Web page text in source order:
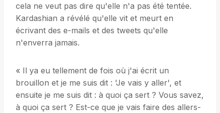
cela ne veut pas dire qu'elle n'a pas été tentée.
Kardashian a révélé qu'elle vit et meurt en
écrivant des e-mails et des tweets qu'elle
n'enverra jamais.
« Il ya eu tellement de fois où j'ai écrit un
brouillon et je me suis dit : 'Je vais y aller', et
ensuite je me suis dit : à quoi ça sert ? Vous savez,
à quoi ça sert ? Est-ce que je vais faire des allers-